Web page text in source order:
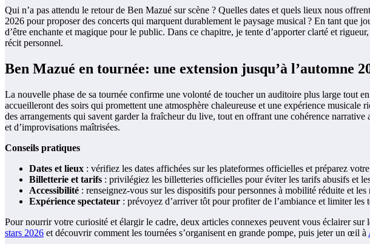
Qui n’a pas attendu le retour de Ben Mazué sur scène ? Quelles dates et quels lieux nous
2026 pour proposer des concerts qui marquent durablement le paysage musical ? En tant que
d’être enchante et magique pour le public. Dans ce chapitre, je tente d’apporter clarté et
récit personnel.
Ben Mazué en tournée: une extension jusqu’à l’automne
La nouvelle phase de sa tournée confirme une volonté de toucher un auditoire plus large tout
accueilleront des soirs qui promettent une atmosphère chaleureuse et une expérience
des arrangements qui savent garder la fraîcheur du live, tout en offrant une cohérence
et d’improvisations maîtrisées.
Conseils pratiques
Dates et lieux : vérifiez les dates affichées sur les plateformes officielles et préparez
Billetterie et tarifs : privilégiez les billetteries officielles pour éviter les tarifs abusifs et
Accessibilité : renseignez-vous sur les dispositifs pour personnes à mobilité réduite et les
Expérience spectateur : prévoyez d’arriver tôt pour profiter de l’ambiance et limiter les
Pour nourrir votre curiosité et élargir le cadre, deux articles connexes peuvent vous éclairer
stars 2026 et découvrir comment les tournées s’organisent en grande pompe, puis jeter un œil à